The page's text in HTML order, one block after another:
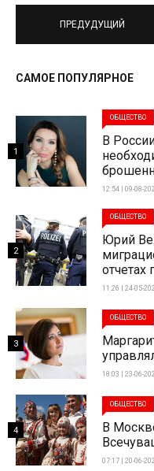
ПРЕДУДУЩИЙ
САМОЕ ПОПУЛЯРНОЕ
ОБЩЕСТВО
В
12:54 | 09-08-
1
ОБЩЕСТВО
Юрий
отчетах
11:26 | 24-05-
2
ОБЩЕСТВО
18:03 | 23-06-
3
ОБЩЕСТВО
В
07:17 | 20-06-
4